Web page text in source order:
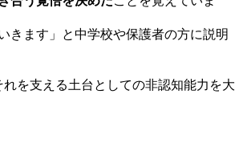
きます」と中学校や保護者の方に説明
を支える土台としての非認知能力を大